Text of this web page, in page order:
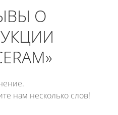
О
нам несколько слов!